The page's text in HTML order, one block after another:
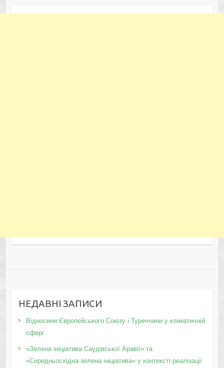
НЕДАВНІ ЗАПИСИ
Відносини Європейського Союзу і Туреччини у кліматичній
сфері
«Зелена ініціатива Саудівської Аравії» та
«Середньосхідна зелена ініціатива» у контексті реалізації